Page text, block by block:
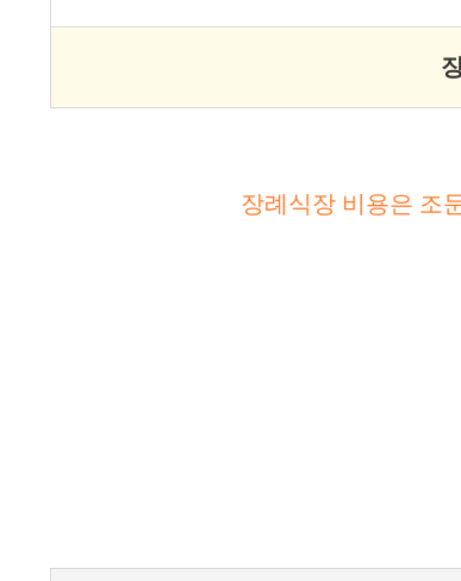
장례식장 비용은 조